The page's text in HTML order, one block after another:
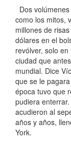
Dos
como los mitos,
millones de
dólares en el
revólver, solo
ciudad que
mundial. Dice
que se le
época tuvo que
pudiera
acudieron al
años y años,
York.